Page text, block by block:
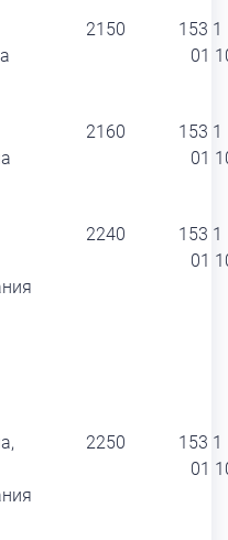
2150
153 1
01
2160
153 1
01
2240
153 1
01
2250
153 1
01